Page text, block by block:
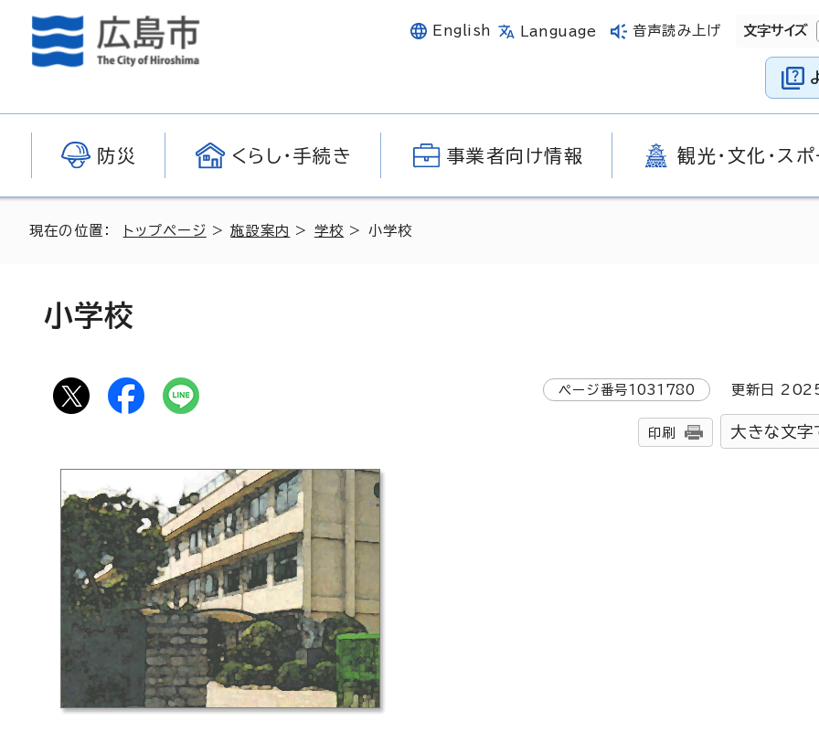
English Language 音声読み上げ 文字サイズ
防災 くらし・手続き 事業者向け情報 観光・文化・ス
現在の位置： トップページ >施設案内 > 学校 > 小学校
小学校
ページ番号1031780 更新日
印刷 大きな文字